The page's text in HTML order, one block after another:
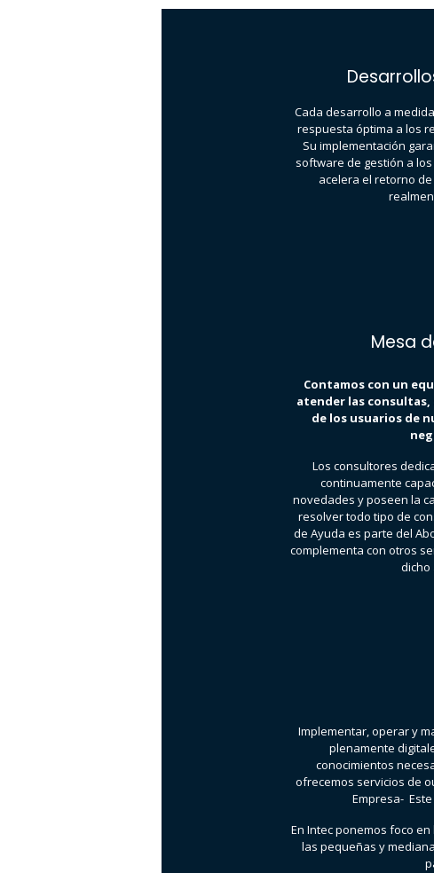
Cada desarrollo a
respuesta óptima a los
Su implementación
software de gestión a
acelera el retorno
Mesa
Contamos con un
atender las
de los usuarios de
Los consultores
continuamente
novedades y poseen la
resolver todo tipo de
de Ayuda es parte del
complementa con otros
dicho
Implementar, operar y
plenamente
conocimientos
ofrecemos servicios de
Empresa-
En Intec ponemos foco
las pequeñas y